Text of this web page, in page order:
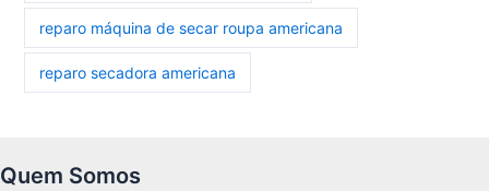
reparo máquina de secar roupa americana
reparo secadora americana
Quem Somos